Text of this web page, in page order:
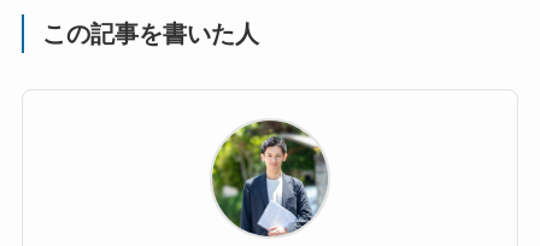
この記事を書いた人